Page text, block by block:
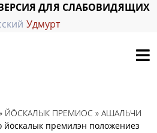
Удмурт
ДЛЯ СЛАБОВИДЯЩИХ
ЙӦСКАЛЫК ПРЕМИОС » АШАЛЬЧИ
премилэн положениез